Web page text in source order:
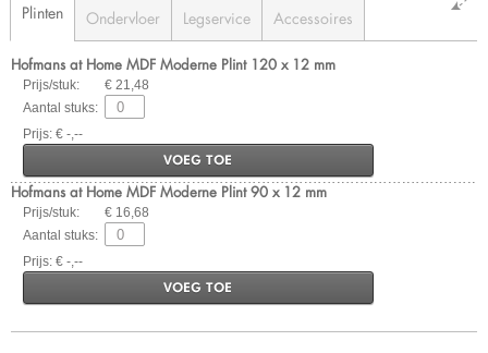
Plinten Ondervloer Legservice Accessoires
Hofmans at Home MDF Moderne Plint 120 x 12 mm
Prijs/stuk:
€ 21,48
Aantal stuks:
Prijs: € -,--
VOEG TOE
Hofmans at Home MDF Moderne Plint 90 x 12 mm
Prijs/stuk:
€ 16,68
Aantal stuks:
Prijs: € -,--
VOEG TOE